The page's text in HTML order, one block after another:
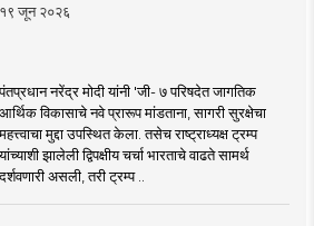
१९ जून २०२६
पंतप्रधान नरेंद्र मोदी यांनी 'जी- ७ परिषदेत जागतिक
आर्थिक विकासाचे नवे प्रारूप मांडताना, सागरी सुरक्षेचा
महत्त्वाचा मुद्दा उपस्थित केला. तसेच राष्ट्राध्यक्ष ट्रम्प
यांच्याशी झालेली द्विपक्षीय चर्चा भारताचे वाढते सामर्थ
दर्शवणारी असली, तरी ट्रम्प ..